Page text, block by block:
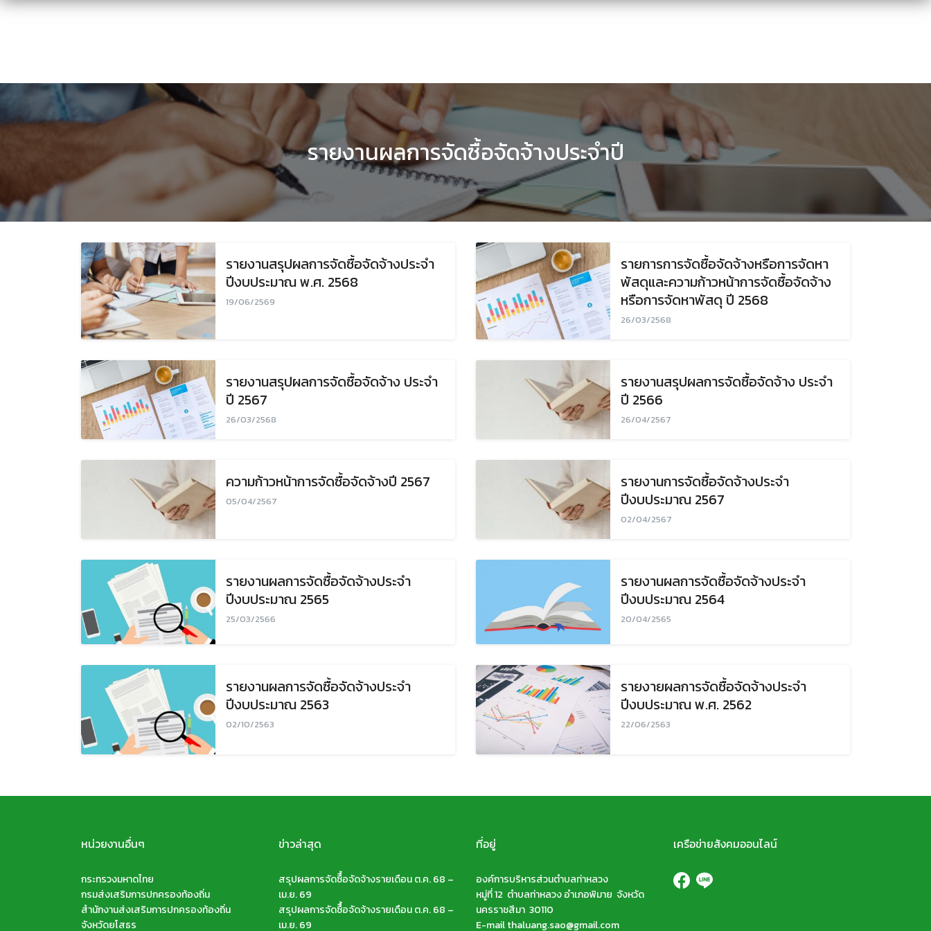
Skip
Search
Search
รายงานผลการจัดซื้อจัดจ้างประจำปี
รายงานสรุปผลการจัดซื้อจัดจ้างประจำ
ปีงบประมาณ พ.ศ. 2568
19/06/2569
รายการการจัดซื้อจัดจ้างหรือการจัดหา
พัสดุและความก้าวหน้าการจัดซื้อจัดจ้าง
หรือการจัดหาพัสดุ ปี 2568
26/03/2568
รายงานสรุปผลการจัดซื้อจัดจ้าง ประจำ
ปี 2567
26/03/2568
รายงานสรุปผลการจัดซื้อจัดจ้าง ประจำ
ปี 2566
26/04/2567
ความก้าวหน้าการจัดซื้อจัดจ้างปี 2567
05/04/2567
รายงานการจัดซื้อจัดจ้างประจำ
ปีงบประมาณ 2567
02/04/2567
รายงานผลการจัดซื้อจัดจ้างประจำ
ปีงบประมาณ 2565
25/03/2566
รายงานผลการจัดซื้อจัดจ้างประจำ
ปีงบประมาณ 2564
20/04/2565
รายงานผลการจัดซื้อจัดจ้างประจำ
ปีงบประมาณ 2563
02/10/2563
รายงายผลการจัดซื้อจัดจ้างประจำ
ปีงบประมาณ พ.ศ. 2562
22/06/2563
หน่วยงานอื่นๆ
กระทรวงมหาดไทย
กรมส่งเสริมการปกครองท้องถิ่น
สำนักงานส่งเสริมการปกครองท้องถิ่น
จังหวัดยโสธร
ข่าวล่าสุด
สรุปผลการจัดซืื้อจัดจ้างรายเดือน ต.ค. 68 –
เม.ย. 69
สรุปผลการจัดซืื้อจัดจ้างรายเดือน ต.ค. 68 –
เม.ย. 69
ที่อยู่
องค์การบริหารส่วนตำบลท่าหลวง
หมู่ที่ 12 ตำบลท่าหลวง อำเภอพิมาย จังหวัด
นครราชสีมา 30110
E-mail thaluang.sao@gmail.com
เครือข่ายสังคมออนไลน์